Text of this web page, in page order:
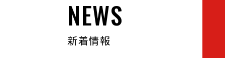
NEWS
新着情報